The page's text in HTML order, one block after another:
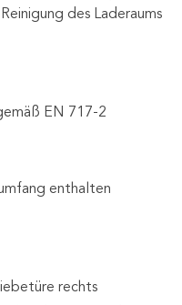
des Laderaums
EN 717-2
enthalten
rechts